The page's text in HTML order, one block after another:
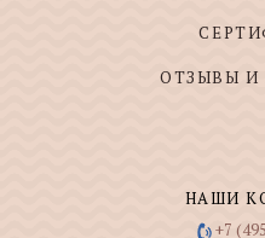
ОТЗЫВЫ И
НАШИ
+7